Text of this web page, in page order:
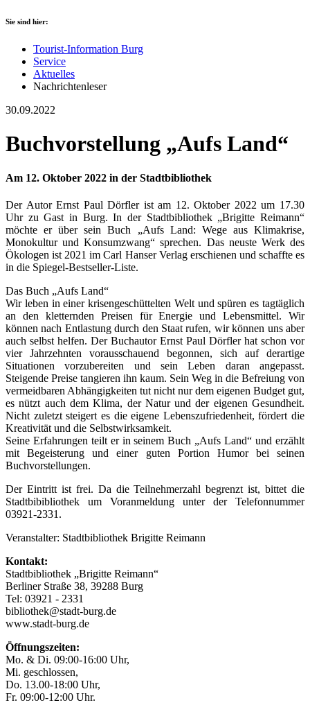
Sie sind hier:
Tourist-Information Burg
Service
Aktuelles
Nachrichtenleser
30.09.2022
Buchvorstellung „Aufs Land“
Am 12. Oktober 2022 in der Stadtbibliothek
Der Autor Ernst Paul Dörfler ist am 12. Oktober 2022 um 17.30
Uhr zu Gast in Burg. In der Stadtbibliothek „Brigitte Reimann“
möchte er über sein Buch „Aufs Land: Wege aus Klimakrise,
Monokultur und Konsumzwang“ sprechen. Das neuste Werk des
Ökologen ist 2021 im Carl Hanser Verlag erschienen und schaffte es
in die Spiegel-Bestseller-Liste.
Das Buch „Aufs Land“
Wir leben in einer krisengeschüttelten Welt und spüren es tagtäglich
an den kletternden Preisen für Energie und Lebensmittel. Wir
können nach Entlastung durch den Staat rufen, wir können uns aber
auch selbst helfen. Der Buchautor Ernst Paul Dörfler hat schon vor
vier Jahrzehnten vorausschauend begonnen, sich auf derartige
Situationen vorzubereiten und sein Leben daran angepasst.
Steigende Preise tangieren ihn kaum. Sein Weg in die Befreiung von
vermeidbaren Abhängigkeiten tut nicht nur dem eigenen Budget gut,
es nützt auch dem Klima, der Natur und der eigenen Gesundheit.
Nicht zuletzt steigert es die eigene Lebenszufriedenheit, fördert die
Kreativität und die Selbstwirksamkeit.
Seine Erfahrungen teilt er in seinem Buch „Aufs Land“ und erzählt
mit Begeisterung und einer guten Portion Humor bei seinen
Buchvorstellungen.
Der Eintritt ist frei. Da die Teilnehmerzahl begrenzt ist, bittet die
Stadtbibibliothek um Voranmeldung unter der Telefonnummer
03921-2331.
Veranstalter: Stadtbibliothek Brigitte Reimann
Kontakt:
Stadtbibliothek „Brigitte Reimann“
Berliner Straße 38, 39288 Burg
Tel: 03921 - 2331
bibliothek@stadt-burg.de
www.stadt-burg.de
Öffnungszeiten:
Mo. & Di. 09:00-16:00 Uhr,
Mi. geschlossen,
Do. 13.00-18:00 Uhr,
Fr. 09:00-12:00 Uhr.